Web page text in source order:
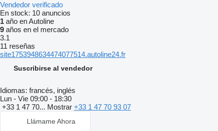
Vendedor verificado
En stock: 10 anuncios
1 año en Autoline
9 años en el mercado
3.1
11 reseñas
site1753948634474077514.autoline24.fr
Suscribirse al vendedor
Idiomas: francés, inglés
Lun - Vie 09:00 - 18:30
+33 1 47 70... Mostrar +33 1 47 70 93 07
Llámame Ahora